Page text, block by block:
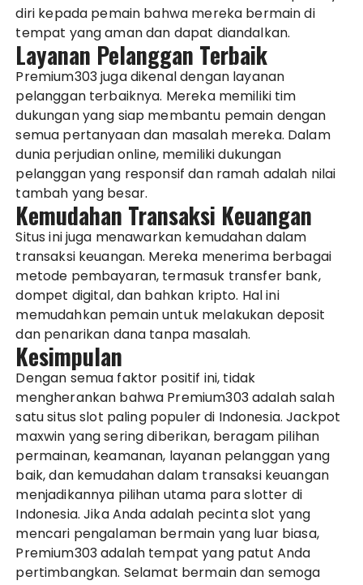
diri kepada pemain bahwa mereka bermain di
tempat yang aman dan dapat diandalkan.
Layanan Pelanggan Terbaik
Premium303 juga dikenal dengan layanan
pelanggan terbaiknya. Mereka memiliki tim
dukungan yang siap membantu pemain dengan
semua pertanyaan dan masalah mereka. Dalam
dunia perjudian online, memiliki dukungan
pelanggan yang responsif dan ramah adalah nilai
tambah yang besar.
Kemudahan Transaksi Keuangan
Situs ini juga menawarkan kemudahan dalam
transaksi keuangan. Mereka menerima berbagai
metode pembayaran, termasuk transfer bank,
dompet digital, dan bahkan kripto. Hal ini
memudahkan pemain untuk melakukan deposit
dan penarikan dana tanpa masalah.
Kesimpulan
Dengan semua faktor positif ini, tidak
mengherankan bahwa Premium303 adalah salah
satu situs slot paling populer di Indonesia. Jackpot
maxwin yang sering diberikan, beragam pilihan
permainan, keamanan, layanan pelanggan yang
baik, dan kemudahan dalam transaksi keuangan
menjadikannya pilihan utama para slotter di
Indonesia. Jika Anda adalah pecinta slot yang
mencari pengalaman bermain yang luar biasa,
Premium303 adalah tempat yang patut Anda
pertimbangkan. Selamat bermain dan semoga